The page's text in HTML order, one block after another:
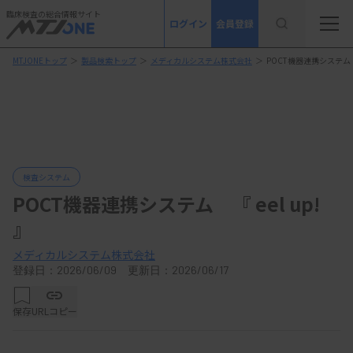
臨床検査の総合情報サイト
ログイン 会員登録
MTJONEトップ ＞ 製品検索トップ ＞ メディカルシステム株式会社 ＞ POCT機器連携システ
検査システム
POCT機器連携システム 『 eel up!
』
メディカルシステム株式会社
登録日：2026/06/09 更新日：2026/06/17
保存URLコピー